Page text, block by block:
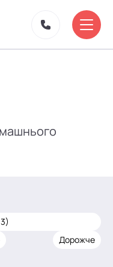
Фільтри ( 3)
Дорожче